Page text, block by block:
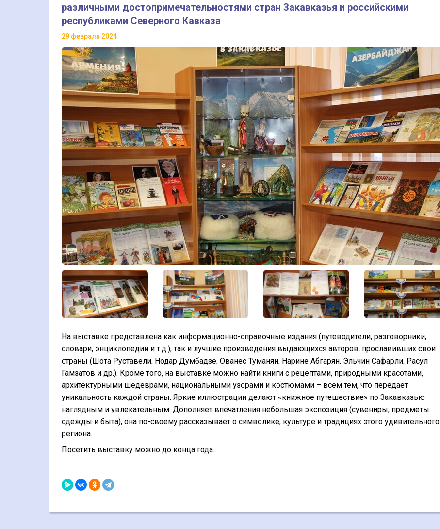
различными достопримечательностями стран Закавказья и российскими
республиками Северного Кавказа
29 февраля 2024
На выставке представлена как информационно-справочные издания (путеводители, разговорники,
словари, энциклопедии и т.д.), так и лучшие произведения выдающихся авторов, прославивших свои
страны (Шота Руставели, Нодар Думбадзе, Ованес Туманян, Нарине Абгарян, Эльчин Сафарли, Расул
Гамзатов и др.). Кроме того, на выставке можно найти книги с рецептами, природными красотами,
архитектурными шедеврами, национальными узорами и костюмами – всем тем, что передает
уникальность каждой страны. Яркие иллюстрации делают «книжное путешествие» по Закавказью
наглядным и увлекательным. Дополняет впечатления небольшая экспозиция (сувениры, предметы
одежды и быта), она по-своему рассказывает о символике, культуре и традициях этого удивительного
региона.
Посетить выставку можно до конца года.